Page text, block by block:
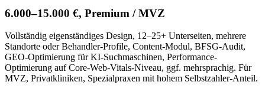
6.000–15.000 €, Premium / MVZ
Vollständig eigenständiges Design, 12–25+ Unterseiten, mehrere
Standorte oder Behandler-Profile, Content-Modul, BFSG-Audit,
GEO-Optimierung für KI-Suchmaschinen, Performance-
Optimierung auf Core-Web-Vitals-Niveau, ggf. mehrsprachig. Für
MVZ, Privatkliniken, Spezialpraxen mit hohem Selbstzahler-Anteil.